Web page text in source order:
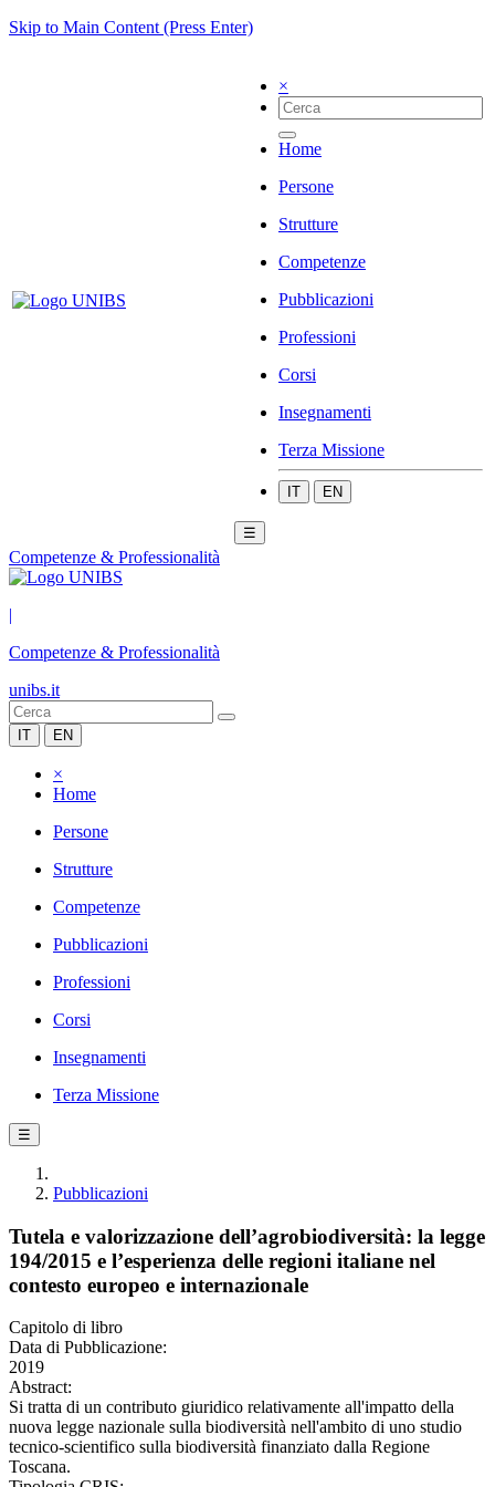
Skip to Main Content (Press Enter)
×
Home
Persone
Strutture
Competenze
Pubblicazioni
Professioni
Corsi
Insegnamenti
Terza Missione
IT EN
☰
Competenze & Professionalità
|
Competenze & Professionalità
unibs.it
IT EN
×
Home
Persone
Strutture
Competenze
Pubblicazioni
Professioni
Corsi
Insegnamenti
Terza Missione
☰
Pubblicazioni
Tutela e valorizzazione dell’agrobiodiversità: la legge
194/2015 e l’esperienza delle regioni italiane nel
contesto europeo e internazionale
Capitolo di libro
Data di Pubblicazione:
2019
Abstract:
Si tratta di un contributo giuridico relativamente all'impatto della
nuova legge nazionale sulla biodiversità nell'ambito di uno studio
tecnico-scientifico sulla biodiversità finanziato dalla Regione
Toscana.